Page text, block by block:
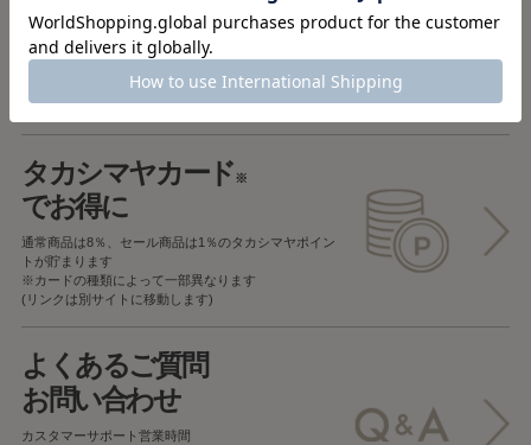
返品OK
一部商品を除き、
お届け後7日以内の場合
返品することが可能です
タカシマヤカード※
でお得に
通常商品は8％、セール商品は1％のタカシマヤポイン
トが貯まります
※カードの種類によって一部異なります
(リンクは別サイトに移動します)
よくあるご質問
お問い合わせ
カスタマーサポート営業時間